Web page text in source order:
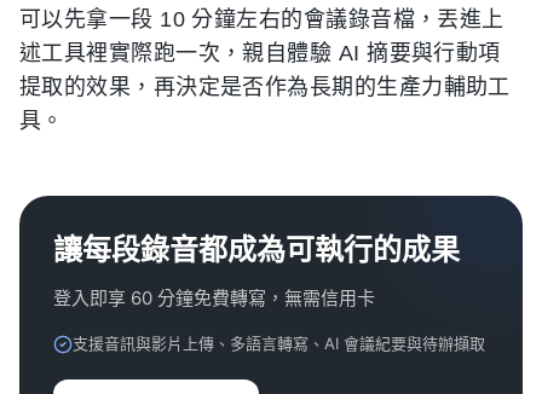
可以先拿一段 10 分鐘左右的會議錄音檔，丟進上
述工具裡實際跑一次，親自體驗 AI 摘要與行動項
提取的效果，再決定是否作為長期的生產力輔助工
具。
讓每段錄音都成為可執行的成果
登入即享 60 分鐘免費轉寫，無需信用卡
支援音訊與影片上傳、多語言轉寫、AI 會議紀要與待辦擷取